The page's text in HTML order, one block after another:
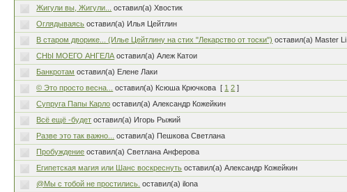
Жигули вы, Жигули...
оставил(а) Хвостик
Оглядываясь оставил(а) Илья Цейтлин
В старом дворике... (Илье Цейтлину на стих "Лекарство от тоски") оставил(а) Master Li
CНbI МОЕГО АНГЕЛА оставил(а) Алеж Катои
Банкротам оставил(а) Елене Лаки
© Это просто весна...
оставил(а) Ксюша Крючкова [ 1 2 ]
Супруга Папы Карло оставил(а) Александр Кожейкин
Всё ещё -будет оставил(а) Игорь Рыжий
Разве это так важно...
оставил(а) Пешкова Светлана
Пробуждение оставил(а) Светлана Анферова
Египетская магия или Шанс воскреснуть оставил(а) Александр Кожейкин
@Мы с тобой не простились. оставил(а) ilona